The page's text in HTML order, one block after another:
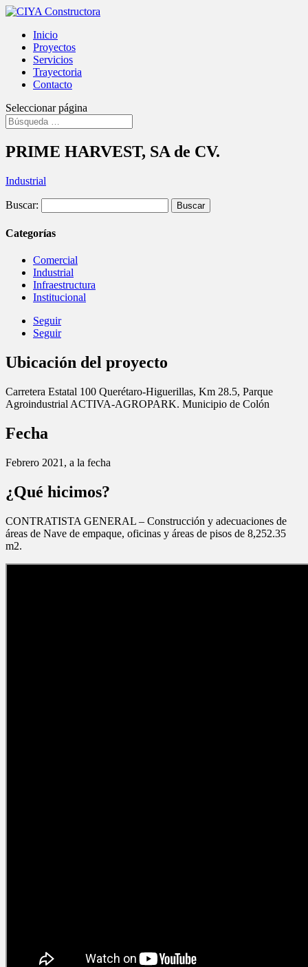
Inicio
Proyectos
Servicios
Trayectoria
Contacto
Seleccionar página
PRIME HARVEST, SA de CV.
Industrial
Buscar:
Categorías
Comercial
Industrial
Infraestructura
Institucional
Seguir
Seguir
Ubicación del proyecto
Carretera Estatal 100 Querétaro-Higuerillas, Km 28.5, Parque
Agroindustrial ACTIVA-AGROPARK. Municipio de Colón
Fecha
Febrero 2021, a la fecha
¿Qué hicimos?
CONTRATISTA GENERAL – Construcción y adecuaciones de
áreas de Nave de empaque, oficinas y áreas de pisos de 8,252.35
m2.